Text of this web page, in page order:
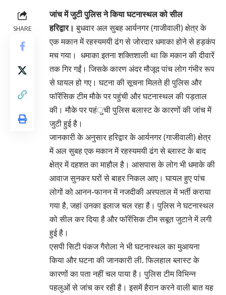
SHARE
जांच में जुटी पुलिस ने किया घटनास्थल को सील
हरिद्वार। बुधवार अल सुबह आर्यनगर (गाजीवाली) क्षेत्र के
एक मकान में रहस्यमयी ढंग से जोरदार धमाका होने से हड़कंप
मच गया। धमाका इतना शक्तिशाली था कि मकान की दीवारें
तक गिर गईं। जिसके कारण अंदर मौजूद पांच लोग गंभीर रूप
से घायल हो गए। घटना की सूचना मिलते ही पुलिस और
फॉरेंसिक टीम मौके पर पहुंची और घटनास्थल की पड़ताल
की। मौके पर पहंुची पुलिस बलास्ट के कारणों की जांच में
जुटी हुई है।
जानकारी के अनुसार हरिद्वार के आर्यनगर (गाजीवाली) क्षेत्र
में अल सुबह एक मकान में रहस्यमयी ढंग से ब्लास्ट के बाद
क्षेत्र में दहशत का माहौल है। आसपास के लोग भी धमाके की
आवाज सुनकर घरों से बाहर निकल आए। घायल हुए पांच
लोगों को आनन-फानन में नजदीकी अस्पताल में भर्ती कराया
गया है, जहां उनका इलाज चल रहा है। पुलिस ने घटनास्थल
को सील कर दिया है और फॉरेंसिक टीम सबूत जुटाने में लगी
हुई है।
एसपी सिटी पंकज गैरोला ने भी घटनास्थल का मुआयना
किया और घटना की जानकारी ली. फिलहाल ब्लास्ट के
कारणों का पता नहीं चल पाया है। पुलिस टीम विभिन्न
पहलुओं से जांच कर रही है। इसमें हैरान करने वाली बात यह